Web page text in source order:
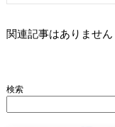
関連記事はありません
検索